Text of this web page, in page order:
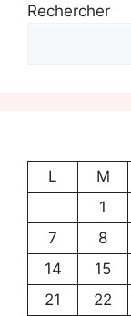
Rechercher
L
M
1
7
8
14
15
21
22